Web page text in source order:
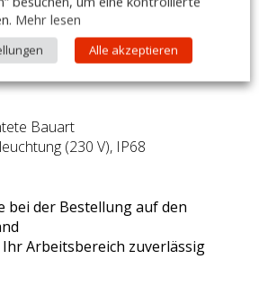
ferritischem Stahl AISI 441
1mm
komplett luftdicht
Bauart
(230 V), IP68
bei der Bestellung auf den
Arbeitsbereich zuverlässig
Mehr lesen
Alle akzeptieren